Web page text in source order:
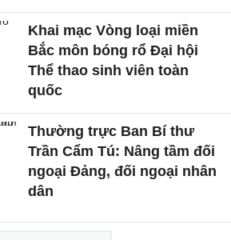
Khai mạc Vòng loại miền
Bắc môn bóng rổ Đại hội
Thể thao sinh viên toàn
quốc
Thường trực Ban Bí thư
Trần Cẩm Tú: Nâng tầm đối
ngoại Đảng, đối ngoại nhân
dân